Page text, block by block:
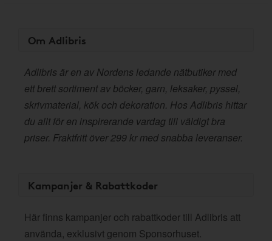
Om Adlibris
Adlibris är en av Nordens ledande nätbutiker med
ett brett sortiment av böcker, garn, leksaker, pyssel,
skrivmaterial, kök och dekoration. Hos Adlibris hittar
du allt för en inspirerande vardag till väldigt bra
priser. Fraktfritt över 299 kr med snabba leveranser.
Kampanjer & Rabattkoder
Här finns kampanjer och rabattkoder till Adlibris att
använda, exklusivt genom Sponsorhuset.